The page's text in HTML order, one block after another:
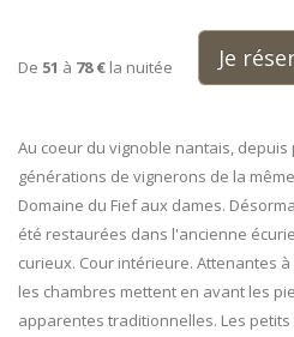
De 51 à 78 € la nuitée Je
Au coeur du vignoble nantais, depuis
générations de vignerons de la
Domaine du Fief aux dames.
été restaurées dans l'ancienne
curieux. Cour intérieure. Attenantes
les chambres mettent en avant les
apparentes traditionnelles. Les